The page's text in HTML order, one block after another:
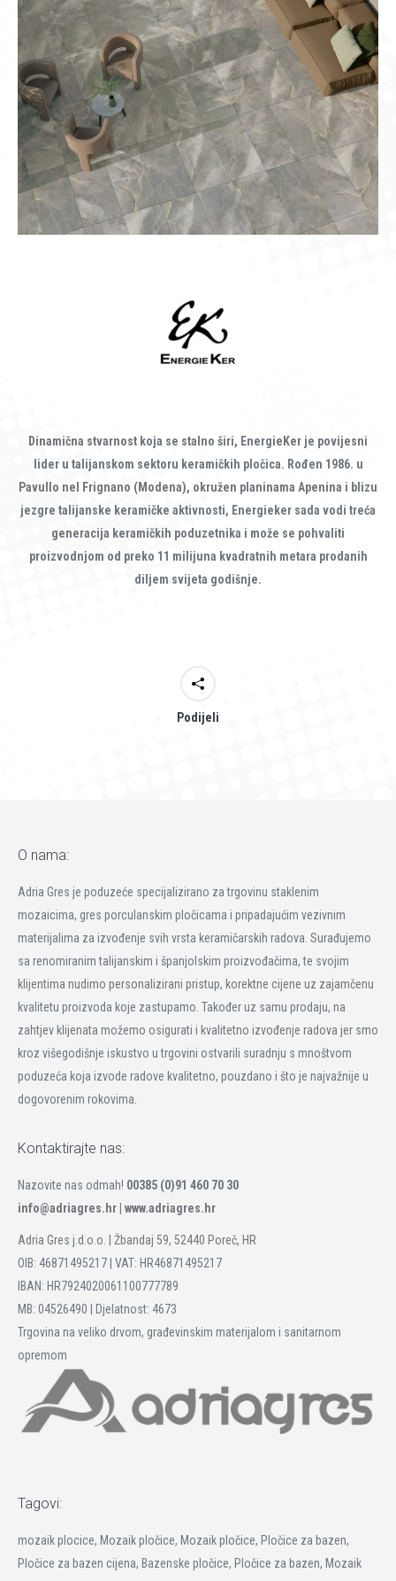
Dinamična stvarnost koja se stalno širi, EnergieKer je povijesni
lider u talijanskom sektoru keramičkih pločica. Rođen 1986. u
Pavullo nel Frignano (Modena), okružen planinama Apenina i blizu
jezgre talijanske keramičke aktivnosti, Energieker sada vodi treća
generacija keramičkih poduzetnika i može se pohvaliti
proizvodnjom od preko 11 milijuna kvadratnih metara prodanih
diljem svijeta godišnje.
Podijeli
O nama:
Adria Gres je poduzeće specijalizirano za trgovinu staklenim
mozaicima, gres porculanskim pločicama i pripadajućim vezivnim
materijalima za izvođenje svih vrsta keramičarskih radova. Surađujemo
sa renomiranim talijanskim i španjolskim proizvođačima, te svojim
klijentima nudimo personalizirani pristup, korektne cijene uz zajamčenu
kvalitetu proizvoda koje zastupamo. Također uz samu prodaju, na
zahtjev klijenata možemo osigurati i kvalitetno izvođenje radova jer smo
kroz višegodišnje iskustvo u trgovini ostvarili suradnju s mnoštvom
poduzeća koja izvode radove kvalitetno, pouzdano i što je najvažnije u
dogovorenim rokovima.
Kontaktirajte nas:
Nazovite nas odmah! 00385 (0)91 460 70 30
info@adriagres.hr | www.adriagres.hr
Adria Gres j.d.o.o. | Žbandaj 59, 52440 Poreč, HR
OIB: 46871495217 | VAT: HR46871495217
IBAN: HR7924020061100777789
MB: 04526490 | Djelatnost: 4673
Trgovina na veliko drvom, građevinskim materijalom i sanitarnom
opremom
Tagovi:
mozaik plocice, Mozaik pločice, Mozaik pločice, Pločice za bazen,
Pločice za bazen cijena, Bazenske pločice, Pločice za bazen, Mozaik